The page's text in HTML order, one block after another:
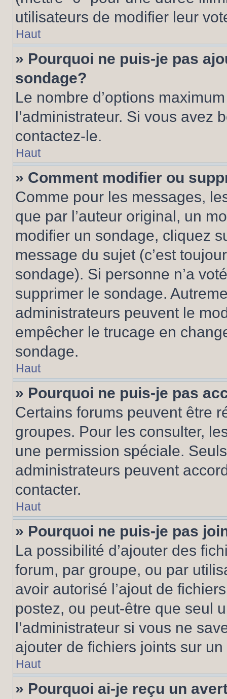
utilisateurs de modifier leur
Haut
» Pourquoi ne puis-je pas
sondage?
Le nombre d’options
l’administrateur. Si vous avez
contactez-le.
Haut
» Comment modifier ou
Comme pour les messages,
que par l’auteur original, un
modifier un sondage, cliquez
message du sujet (c’est
sondage). Si personne n’a
supprimer le sondage.
administrateurs peuvent le
empêcher le trucage en
sondage.
Haut
» Pourquoi ne puis-je pas
Certains forums peuvent être
groupes. Pour les consulter,
une permission spéciale.
administrateurs peuvent
contacter.
Haut
» Pourquoi ne puis-je pas
La possibilité d’ajouter des
forum, par groupe, ou par
avoir autorisé l’ajout de
postez, ou peut-être que seul
l’administrateur si vous ne
ajouter de fichiers joints sur un
Haut
» Pourquoi ai-je reçu un